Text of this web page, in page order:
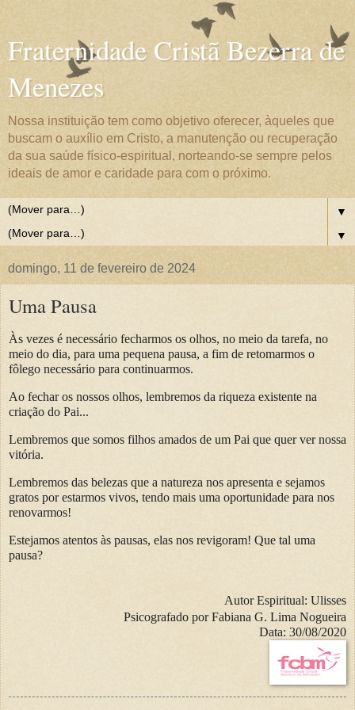
Fraternidade Cristã Bezerra de
Menezes
Nossa instituição tem como objetivo oferecer, àqueles que
buscam o auxílio em Cristo, a manutenção ou recuperação
da sua saúde físico-espiritual, norteando-se sempre pelos
ideais de amor e caridade para com o próximo.
▼
▼
domingo, 11 de fevereiro de 2024
Uma Pausa
Às vezes é necessário fecharmos os olhos, no meio da tarefa, no
meio do dia, para uma pequena pausa, a fim de retomarmos o
fôlego necessário para continuarmos.
Ao fechar os nossos olhos, lembremos da riqueza existente na
criação do Pai...
Lembremos que somos filhos amados de um Pai que quer ver nossa
vitória.
Lembremos das belezas que a natureza nos apresenta e sejamos
gratos por estarmos vivos, tendo mais uma oportunidade para nos
renovarmos!
Estejamos atentos às pausas, elas nos revigoram! Que tal uma
pausa?
Autor Espiritual: Ulisses
Psicografado por Fabiana G. Lima Nogueira
Data: 30/08/2020